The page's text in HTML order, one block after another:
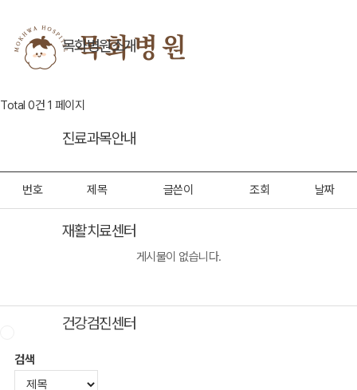
목화병원소개
진료과목안내
재활치료센터
건강검진센터
Total 0건 1 페이지
번호 제목 글쓴이 조회 날짜
게시물이 없습니다.
검색